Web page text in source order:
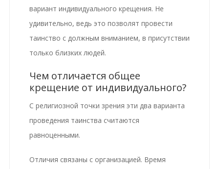
вариант индивидуального крещения. Не
удивительно, ведь это позволят провести
таинство с должным вниманием, в присутствии
только близких людей.
Чем отличается общее
крещение от индивидуального?
С религиозной точки зрения эти два варианта
проведения таинства считаются
равноценными.
Отличия связаны с организацией. Время